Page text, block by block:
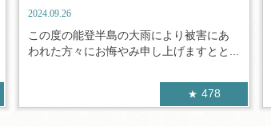
2024.09.26
この度の能登半島の大雨により被害にあ
われた方々にお悔やみ申し上げますとと...
478